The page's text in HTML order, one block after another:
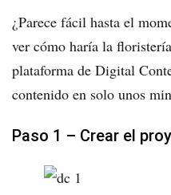
¿Parece fácil hasta el
ver cómo haría la
plataforma de Digital
contenido en solo unos
Paso 1 – Crear el